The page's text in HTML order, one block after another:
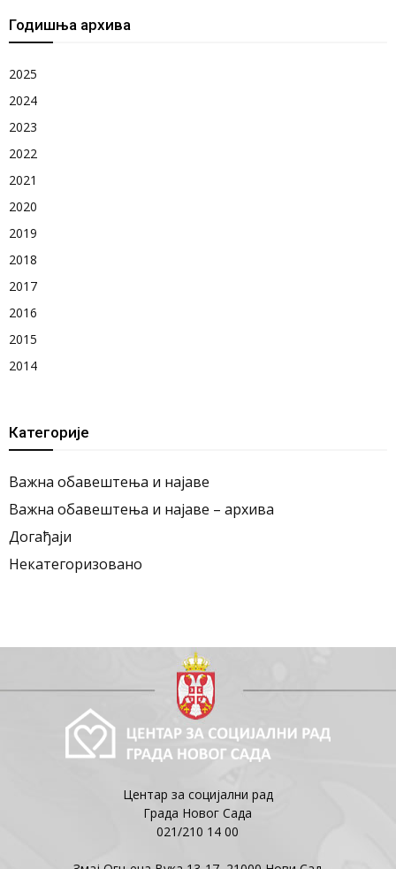
Годишња архива
2025
2024
2023
2022
2021
2020
2019
2018
2017
2016
2015
2014
Категорије
Важна обавештења и најаве
Важна обавештења и најаве – архива
Догађаји
Некатегоризовано
Центар за социјални рад
Града Новог Сада
021/210 14 00